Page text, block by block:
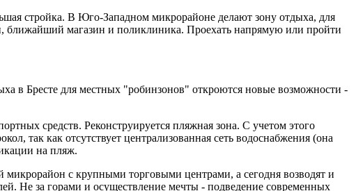
стройка. В Юго-Западном микрорайоне делают зону отдыха, для
ближайший магазин и поликлиника. Проехать напрямую или пройти
в Бресте для местных "робинзонов" откроются новые возможности -
средств. Реконструируется пляжная зона. С учетом этого
так как отсутствует централизованная сеть водоснабжения (она
на пляж.
с крупными торговыми центрами, а сегодня возводят и
Не за горами и осуществление мечты - подведение современных